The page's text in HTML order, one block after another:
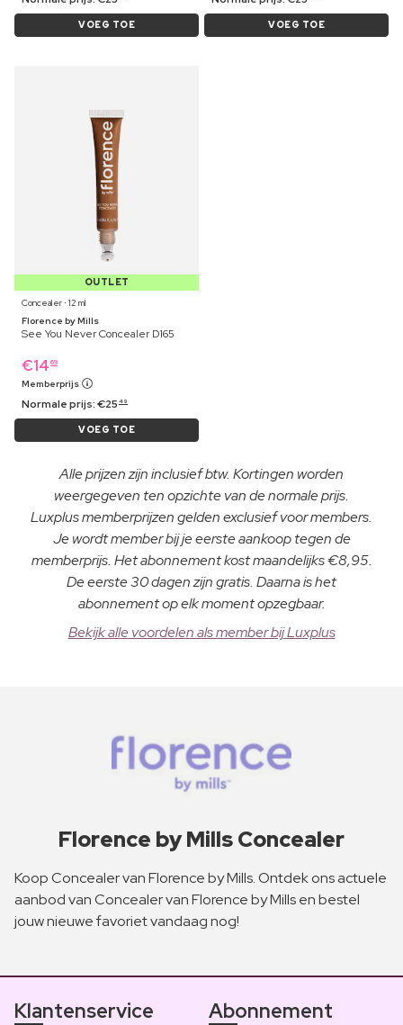
VOEG TOE VOEG TOE
OUTLET
Concealer ⋅ 12 ml
Florence by Mills
See You Never Concealer D165
€14 69
Memberprijs
Normale prijs:€25 49
VOEG TOE
Alle prijzen zijn inclusief btw. Kortingen worden
weergegeven ten opzichte van de normale prijs.
Luxplus memberprijzen gelden exclusief voor members.
Je wordt member bij je eerste aankoop tegen de
memberprijs. Het abonnement kost maandelijks €8,95.
De eerste 30 dagen zijn gratis. Daarna is het
abonnement op elk moment opzegbaar.
Bekijk alle voordelen als member bij Luxplus
Florence by Mills Concealer
Koop Concealer van Florence by Mills. Ontdek ons actuele
aanbod van Concealer van Florence by Mills en bestel
jouw nieuwe favoriet vandaag nog!
Klantenservice Abonnement